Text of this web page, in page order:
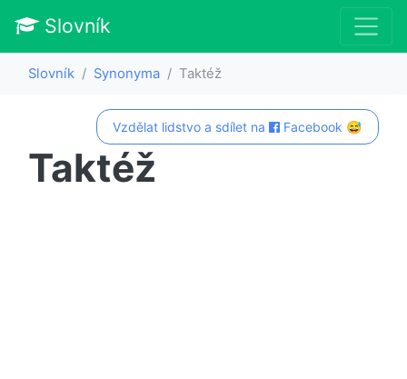
Slovník
Slovník Synonyma Taktéž
Vzdělat lidstvo a sdílet na Facebook 😅
Taktéž